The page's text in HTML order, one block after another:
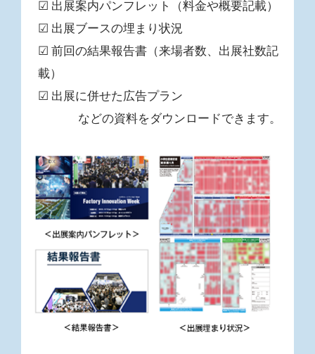
☑ 出展案内パンフレット（料金や概要記載）
☑ 出展ブースの埋まり状況
☑ 前回の結果報告書（来場者数、出展社数記
載）
☑ 出展に併せた広告プラン
などの資料をダウンロードできます。